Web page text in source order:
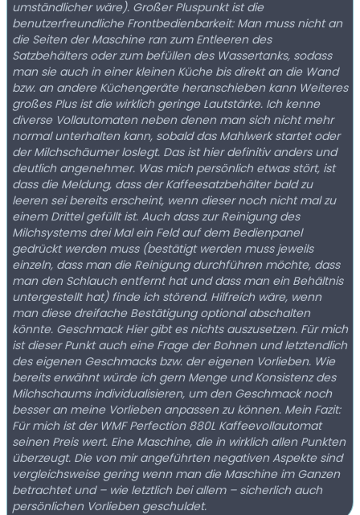
umständlicher wäre). Großer Pluspunkt ist die
benutzerfreundliche Frontbedienbarkeit: Man muss nicht an
die Seiten der Maschine ran zum Entleeren des
Satzbehälters oder zum befüllen des Wassertanks, sodass
man sie auch in einer kleinen Küche bis direkt an die Wand
bzw. an andere Küchengeräte heranschieben kann Weiteres
großes Plus ist die wirklich geringe Lautstärke. Ich kenne
diverse Vollautomaten neben denen man sich nicht mehr
normal unterhalten kann, sobald das Mahlwerk startet oder
der Milchschäumer loslegt. Das ist hier definitiv anders und
deutlich angenehmer. Was mich persönlich etwas stört, ist
dass die Meldung, dass der Kaffeesatzbehälter bald zu
leeren sei bereits erscheint, wenn dieser noch nicht mal zu
einem Drittel gefüllt ist. Auch dass zur Reinigung des
Milchsystems drei Mal ein Feld auf dem Bedienpanel
gedrückt werden muss (bestätigt werden muss jeweils
einzeln, dass man die Reinigung durchführen möchte, dass
man den Schlauch entfernt hat und dass man ein Behältnis
untergestellt hat) finde ich störend. Hilfreich wäre, wenn
man diese dreifache Bestätigung optional abschalten
könnte. Geschmack Hier gibt es nichts auszusetzen. Für mich
ist dieser Punkt auch eine Frage der Bohnen und letztendlich
des eigenen Geschmacks bzw. der eigenen Vorlieben. Wie
bereits erwähnt würde ich gern Menge und Konsistenz des
Milchschaums individualisieren, um den Geschmack noch
besser an meine Vorlieben anpassen zu können. Mein Fazit:
Für mich ist der WMF Perfection 880L Kaffeevollautomat
seinen Preis wert. Eine Maschine, die in wirklich allen Punkten
überzeugt. Die von mir angeführten negativen Aspekte sind
vergleichsweise gering wenn man die Maschine im Ganzen
betrachtet und – wie letztlich bei allem – sicherlich auch
persönlichen Vorlieben geschuldet.